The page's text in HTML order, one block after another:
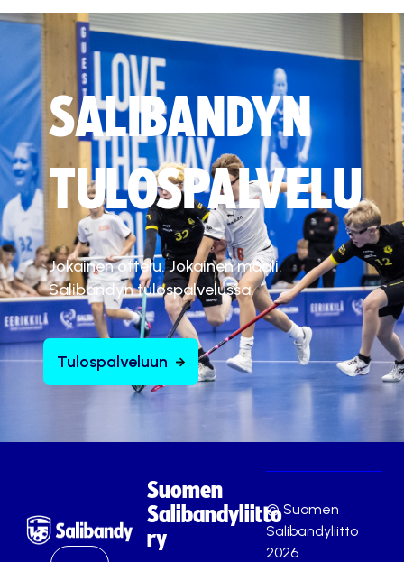
SALIBANDYN
TULOSPALVELU
Jokainen ottelu. Jokainen maali.
Salibandyn tulospalvelussa.
Tulospalveluun
Suomen
Salibandyliitto
ry
© Suomen
Salibandyliitto
2026